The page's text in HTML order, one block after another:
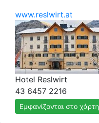
www.reslwirt.at
Hotel Reslwirt
43 6457 2216
Εμφανίζονται στο χάρτη